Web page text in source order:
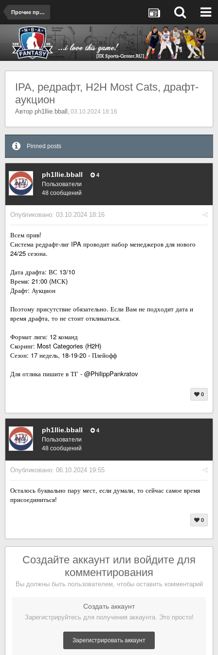
Прочие проекты
IPA, редрафт, H2H Most Cats, драфт-
аукцион
Автор ph1llie.bball , 03.10.2024 18:16
Pinned posts
ph1llie.bball 4
Пользователи
48 сообщений
Опубликовано: 03.10.2024 18:16
Всем прив!
Система редрафт-лиг IPA проводит набор менеджеров для нового
24/25 сезона.
Дата драфта: ВС 13/10
Время: 21:00 (МСК)
Драфт: Аукцион
Поэтому присутствие обязательно. Если Вам не подходит дата и
время драфта, то не стоит откликаться.
Формат лиги: 12 команд
Скоринг: Most Categories (H2H)
Сезон: 17 недель, 18-19-20 - Плейофф
Для отлика пишите в ТГ - @PhilippPankratov
0
ph1llie.bball 4
Пользователи
48 сообщений
Опубликовано: 06.10.2024 19:55
Осталось буквально пару мест, если думали, то сейчас самое время
присоединиться!
0
Создайте аккаунт или войдите для
комментирования
Вы должны быть пользователем, чтобы оставить комментарий
Создать аккаунт
Зарегистрируйтесь для получения аккаунта. Это просто!
Зарегистрировать аккаунт